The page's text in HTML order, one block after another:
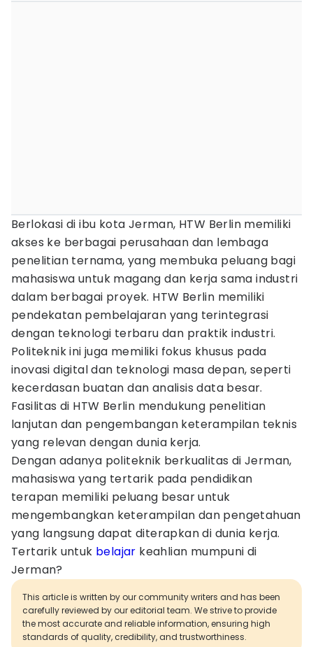
Berlokasi di ibu kota Jerman, HTW Berlin memiliki
akses ke berbagai perusahaan dan lembaga
penelitian ternama, yang membuka peluang bagi
mahasiswa untuk magang dan kerja sama industri
dalam berbagai proyek. HTW Berlin memiliki
pendekatan pembelajaran yang terintegrasi
dengan teknologi terbaru dan praktik industri.
Politeknik ini juga memiliki fokus khusus pada
inovasi digital dan teknologi masa depan, seperti
kecerdasan buatan dan analisis data besar.
Fasilitas di HTW Berlin mendukung penelitian
lanjutan dan pengembangan keterampilan teknis
yang relevan dengan dunia kerja.
Dengan adanya politeknik berkualitas di Jerman,
mahasiswa yang tertarik pada pendidikan
terapan memiliki peluang besar untuk
mengembangkan keterampilan dan pengetahuan
yang langsung dapat diterapkan di dunia kerja.
Tertarik untuk belajar keahlian mumpuni di
Jerman?
This article is written by our community writers and has been
carefully reviewed by our editorial team. We strive to provide
the most accurate and reliable information, ensuring high
standards of quality, credibility, and trustworthiness.